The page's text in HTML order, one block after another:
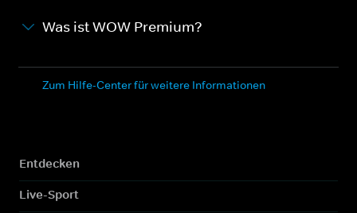
Was ist WOW Premium?
Zum Hilfe-Center für weitere Informationen
Entdecken
Live-Sport